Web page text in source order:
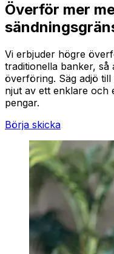
Överför mer
Vi erbjuder högre
traditionella banker, så
överföring. Säg adjö
njut av ett enklare och
pengar.
Börja skicka